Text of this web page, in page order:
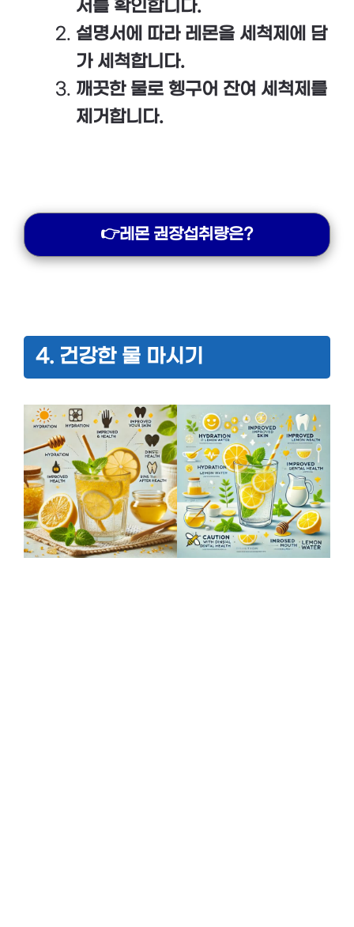
서를 확인합니다.
설명서에 따라 레몬을 세척제에 담
가 세척합니다.
깨끗한 물로 헹구어 잔여 세척제를
제거합니다.
👉레몬 권장섭취량은?
4. 건강한 물 마시기